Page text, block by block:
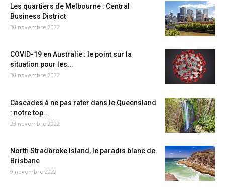
Les quartiers de Melbourne : Central
Business District
30 novembre 2022
COVID-19 en Australie : le point sur la
situation pour les...
30 novembre 2022
Cascades à ne pas rater dans le Queensland
: notre top...
23 novembre 2022
North Stradbroke Island, le paradis blanc de
Brisbane
9 novembre 2022